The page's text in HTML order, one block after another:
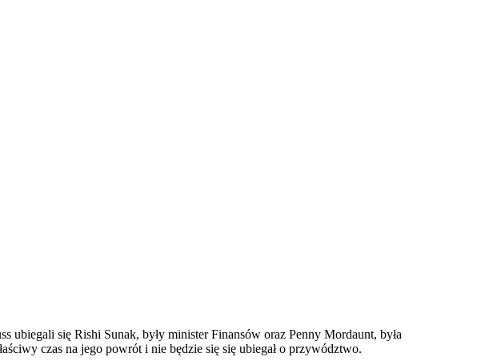
ubiegali się Rishi Sunak, były minister Finansów oraz Penny Mordaunt, była
czas na jego powrót i nie będzie się się ubiegał o przywództwo.